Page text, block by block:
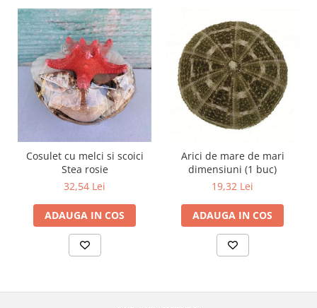
Cosulet cu melci si scoici
Stea rosie
32,54 Lei
ADAUGA IN COS
Arici de mare de mari
dimensiuni (1 buc)
19,32 Lei
ADAUGA IN COS